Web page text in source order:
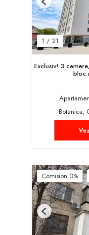
1 / 21
Previous
Exclusiv! 3
bloc
Botanica,
Comision 0%
Previous